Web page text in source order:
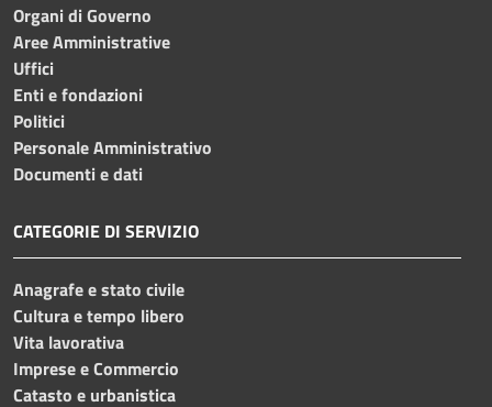
Organi di Governo
Aree Amministrative
Uffici
Enti e fondazioni
Politici
Personale Amministrativo
Documenti e dati
CATEGORIE DI SERVIZIO
Anagrafe e stato civile
Cultura e tempo libero
Vita lavorativa
Imprese e Commercio
Catasto e urbanistica